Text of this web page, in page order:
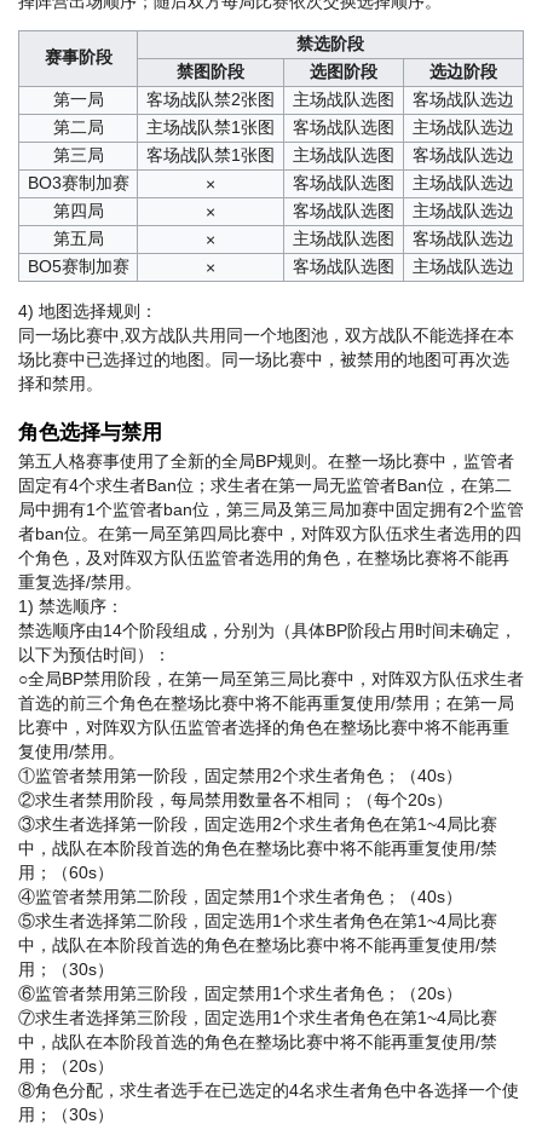
赛事阶段
禁选阶段
禁图阶段
选图阶段
选边阶段
第一局
客场战队禁2张图 主场战队选图
客场战队选边
第二局
主场战队禁1张图 客场战队选图
主场战队选边
第三局
客场战队禁1张图 主场战队选图
客场战队选边
BO3赛制加赛
× 客场战队选图
主场战队选边
第四局
× 客场战队选图
主场战队选边
第五局
× 主场战队选图
客场战队选边
BO5赛制加赛
× 客场战队选图 主场战队选边
4) 地图选择规则：
同一场比赛中,双方战队共用同一个地图池，双方战队不能选择在本
场比赛中已选择过的地图。同一场比赛中，被禁用的地图可再次选
择和禁用。
角色选择与禁用
第五人格赛事使用了全新的全局BP规则。在整一场比赛中，监管者
固定有4个求生者Ban位；求生者在第一局无监管者Ban位，在第二
局中拥有1个监管者ban位，第三局及第三局加赛中固定拥有2个监管
者ban位。在第一局至第四局比赛中，对阵双方队伍求生者选用的四
个角色，及对阵双方队伍监管者选用的角色，在整场比赛将不能再
重复选择/禁用。
1) 禁选顺序：
禁选顺序由14个阶段组成，分别为（具体BP阶段占用时间未确定，
以下为预估时间）：
○全局BP禁用阶段，在第一局至第三局比赛中，对阵双方队伍求生者
首选的前三个角色在整场比赛中将不能再重复使用/禁用；在第一局
比赛中，对阵双方队伍监管者选择的角色在整场比赛中将不能再重
复使用/禁用。
①监管者禁用第一阶段，固定禁用2个求生者角色；（40s）
②求生者禁用阶段，每局禁用数量各不相同；（每个20s）
③求生者选择第一阶段，固定选用2个求生者角色在第1~4局比赛
中，战队在本阶段首选的角色在整场比赛中将不能再重复使用/禁
用 ；（60s）
④监管者禁用第二阶段，固定禁用1个求生者角色；（40s）
⑤求生者选择第二阶段，固定选用1个求生者角色在第1~4局比赛
中，战队在本阶段首选的角色在整场比赛中将不能再重复使用/禁
用 ；（30s）
⑥监管者禁用第三阶段，固定禁用1个求生者角色；（20s）
⑦求生者选择第三阶段，固定选用1个求生者角色在第1~4局比赛
中，战队在本阶段首选的角色在整场比赛中将不能再重复使用/禁
用 ；（20s）
⑧角色分配，求生者选手在已选定的4名求生者角色中各选择一个使
用；（30s）